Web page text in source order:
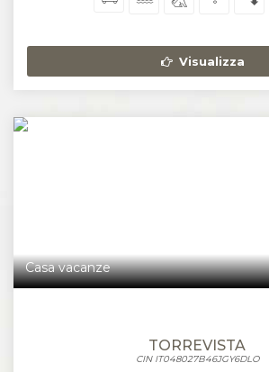
Visualizza
Casa vacanze
TORREVISTA
CIN IT048027B46JGY6DLO